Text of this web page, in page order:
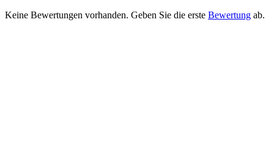
Keine Bewertungen vorhanden. Geben Sie die erste Bewertung ab.